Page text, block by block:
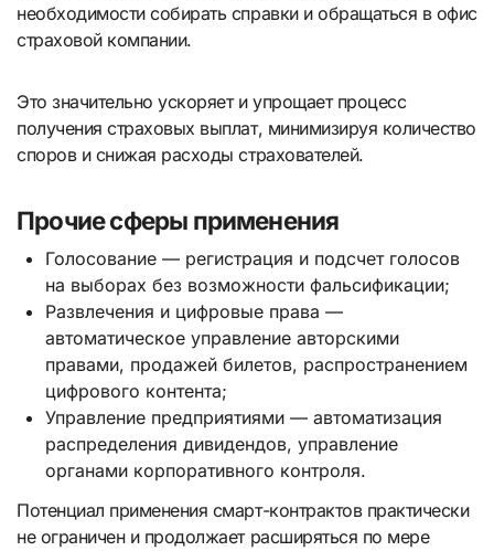
необходимости собирать справки и обращаться в офис
страховой компании.
Это значительно ускоряет и упрощает процесс
получения страховых выплат, минимизируя количество
споров и снижая расходы страхователей.
Прочие сферы применения
Голосование — регистрация и подсчет голосов
на выборах без возможности фальсификации;
Развлечения и цифровые права —
автоматическое управление авторскими
правами, продажей билетов, распространением
цифрового контента;
Управление предприятиями — автоматизация
распределения дивидендов, управление
органами корпоративного контроля.
Потенциал применения смарт-контрактов практически
не ограничен и продолжает расширяться по мере